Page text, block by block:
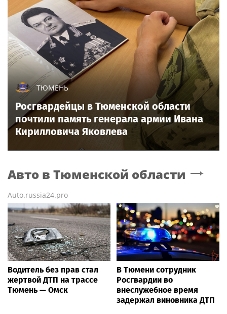
ТЮМЕНЬ
Росгвардейцы в Тюменской области
почтили память генерала армии Ивана
Кирилловича Яковлева
Авто в Тюменской области
Auto.russia24.pro
Водитель без прав стал
жертвой ДТП на трассе
Тюмень — Омск
В Тюмени сотрудник
Росгвардии во
внеслужебное время
задержал виновника ДТП